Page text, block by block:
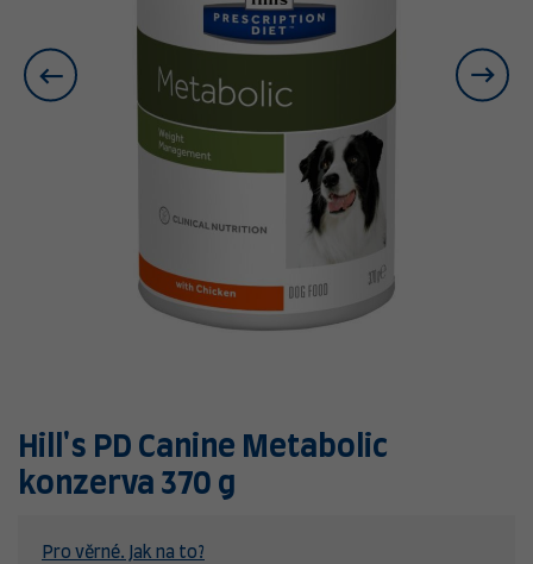
Hill's PD Canine Metabolic
konzerva 370 g
Pro věrné. Jak na to?